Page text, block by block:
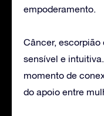
empoderamento.
Câncer, escorpião
sensível e
momento de
do apoio entre